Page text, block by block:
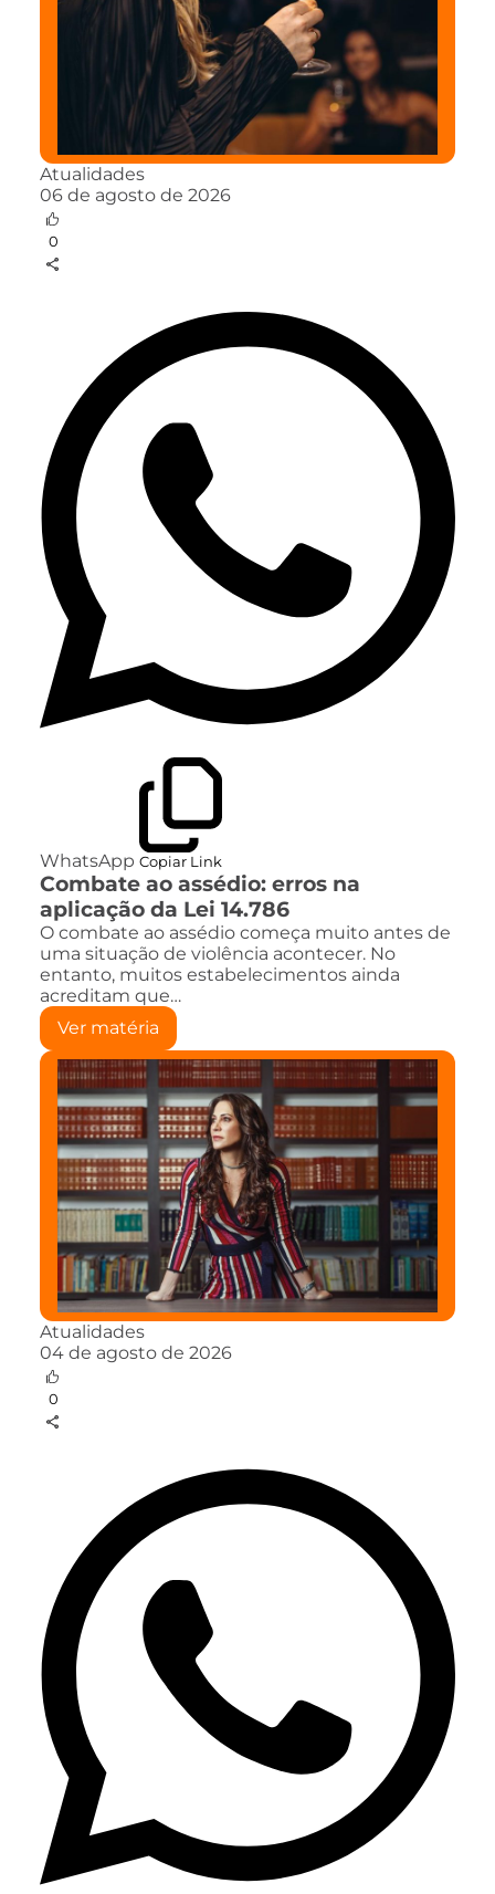
Atualidades
06 de agosto de 2026
0
WhatsApp Copiar Link
Combate ao assédio: erros na
aplicação da Lei 14.786
O combate ao assédio começa muito antes de
uma situação de violência acontecer. No
entanto, muitos estabelecimentos ainda
acreditam que…
Ver matéria
Atualidades
04 de agosto de 2026
0